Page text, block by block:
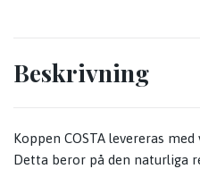
Beskrivning
Koppen COSTA levereras
Detta beror på den naturliga